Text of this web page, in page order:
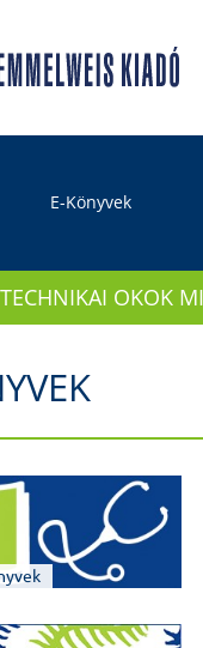
E-Könyvek
OKOK